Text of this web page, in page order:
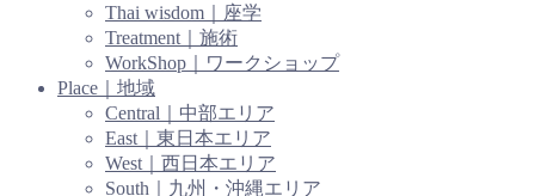
Thai wisdom｜座学
Treatment｜施術
WorkShop｜ワークショップ
Place｜地域
Central｜中部エリア
East｜東日本エリア
West｜西日本エリア
South｜九州・沖縄エリア